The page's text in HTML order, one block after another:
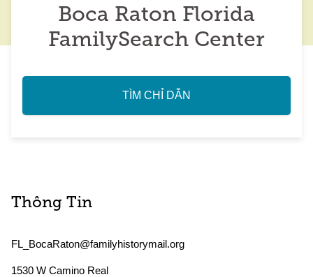
Boca Raton Florida
FamilySearch Center
TÌM CHỈ DẪN
Thông Tin
FL_BocaRaton@familyhistorymail.org
1530 W Camino Real